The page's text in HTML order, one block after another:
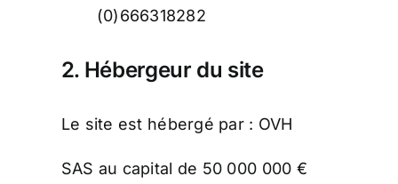
(0)666318282
2. Hébergeur du site
Le site est hébergé par : OVH
SAS au capital de 50 000 000 €